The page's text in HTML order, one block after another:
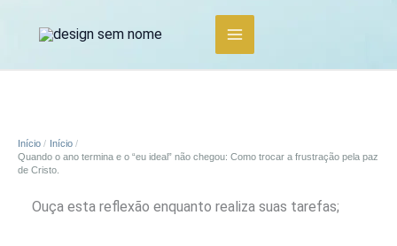
Início
Início
Quando o ano termina e o “eu ideal” não chegou: Como trocar a frustração pela paz
de Cristo.
Ouça esta reflexão enquanto realiza suas tarefas;